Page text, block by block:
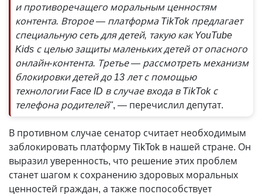
и противоречащего моральным ценностям
контента. Второе — платформа TikTok предлагает
специальную сеть для детей, такую как YouTube
Kids с целью защиты маленьких детей от опасного
онлайн-контента. Третье — рассмотреть механизм
блокировки детей до 13 лет с помощью
технологии Face ID в случае входа в TikTok с
телефона родителей", — перечислил депутат.
В противном случае сенатор считает необходимым
заблокировать платформу TikTok в нашей стране. Он
выразил уверенность, что решение этих проблем
станет шагом к сохранению здоровых моральных
ценностей граждан, а также поспособствует